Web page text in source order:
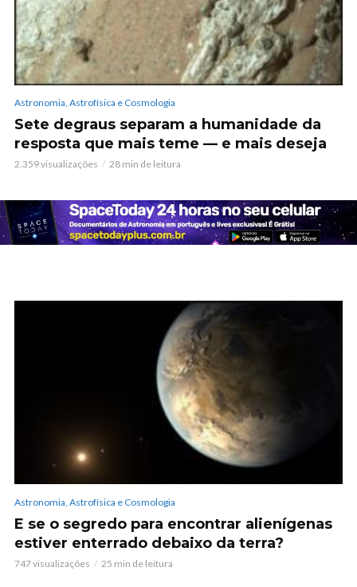
Astronomia, Astrofísica e Cosmologia
Sete degraus separam a humanidade da
resposta que mais teme — e mais deseja
2.359 visualizações 28 min de leitura
Astronomia, Astrofísica e Cosmologia
E se o segredo para encontrar alienígenas
estiver enterrado debaixo da terra?
747 visualizações 25 min de leitura